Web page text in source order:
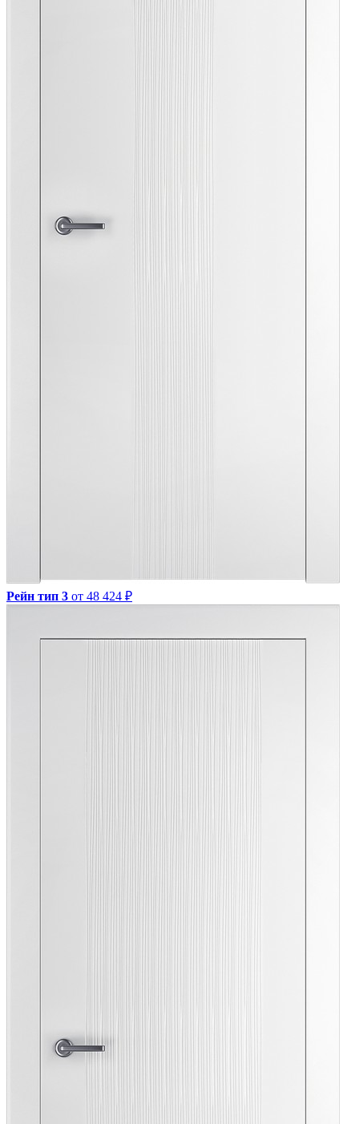
Рейн тип 3 от 48 424 ₽